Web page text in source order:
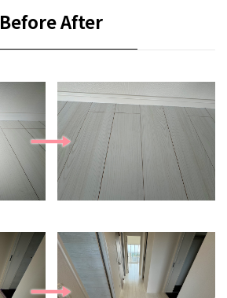
Before After